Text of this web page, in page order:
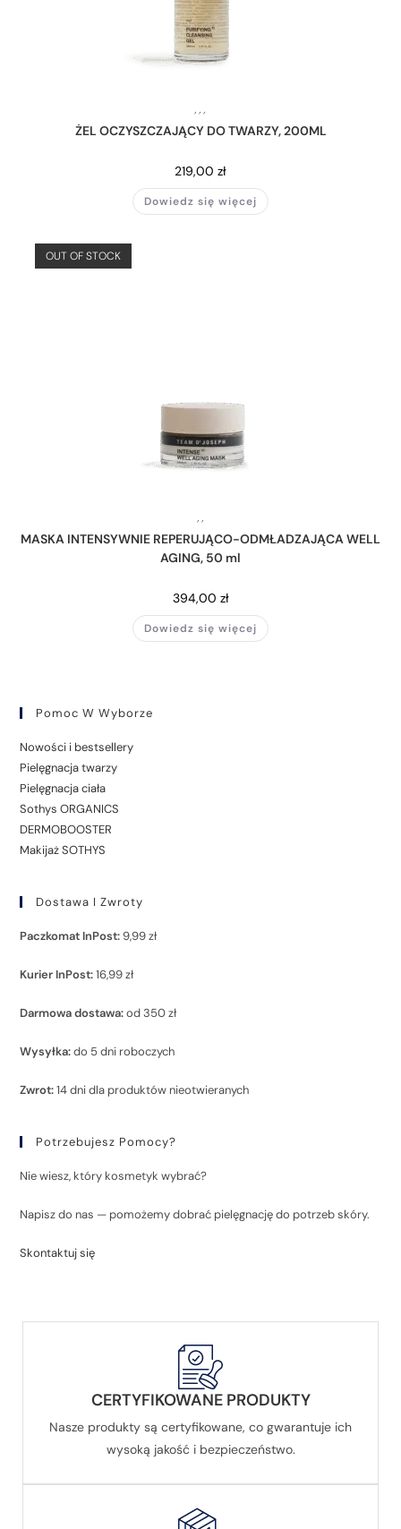
, , ,
ŻEL OCZYSZCZAJĄCY DO TWARZY, 200ML
219,00 zł
Dowiedz się więcej
OUT OF STOCK
, ,
MASKA INTENSYWNIE REPERUJĄCO-ODMŁADZAJĄCA WELL
AGING, 50 ml
394,00 zł
Dowiedz się więcej
Pomoc W Wyborze
Nowości i bestsellery
Pielęgnacja twarzy
Pielęgnacja ciała
Sothys ORGANICS
DERMOBOOSTER
Makijaż SOTHYS
Dostawa I Zwroty
Paczkomat InPost:9,99 zł
Kurier InPost:16,99 zł
Darmowa dostawa:od 350 zł
Wysyłka:do 5 dni roboczych
Zwrot:14 dni dla produktów nieotwieranych
Potrzebujesz Pomocy?
Nie wiesz, który kosmetyk wybrać?
Napisz do nas — pomożemy dobrać pielęgnację do potrzeb skóry.
Skontaktuj się
CERTYFIKOWANE PRODUKTY
Nasze produkty są certyfikowane, co gwarantuje ich
wysoką jakość i bezpieczeństwo.